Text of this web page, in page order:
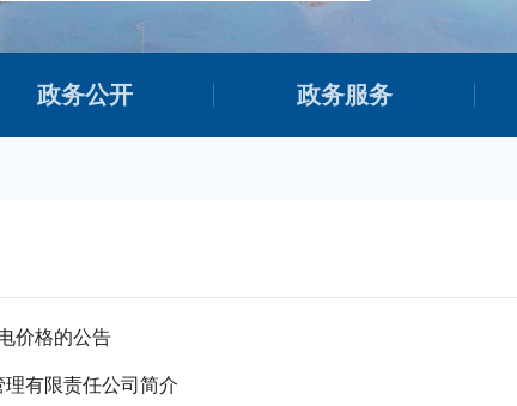
政务公开 政务服务
价格的公告
理有限责任公司简介